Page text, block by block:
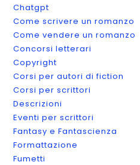
Chatgpt
Come scrivere un romanzo
Come vendere un romanzo
Concorsi letterari
Copyright
Corsi per autori di fiction
Corsi per scrittori
Descrizioni
Eventi per scrittori
Fantasy e Fantascienza
Formattazione
Fumetti